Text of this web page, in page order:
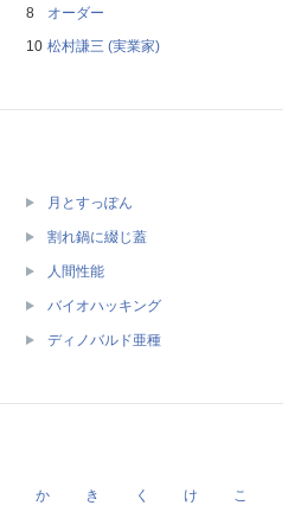
オーダー
松村謙三 (実業家)
月とすっぽん
割れ鍋に綴じ蓋
人間性能
バイオハッキング
ディノバルド亜種
か き く け こ